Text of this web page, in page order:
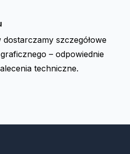
szczegółowe
– odpowiednie
techniczne.